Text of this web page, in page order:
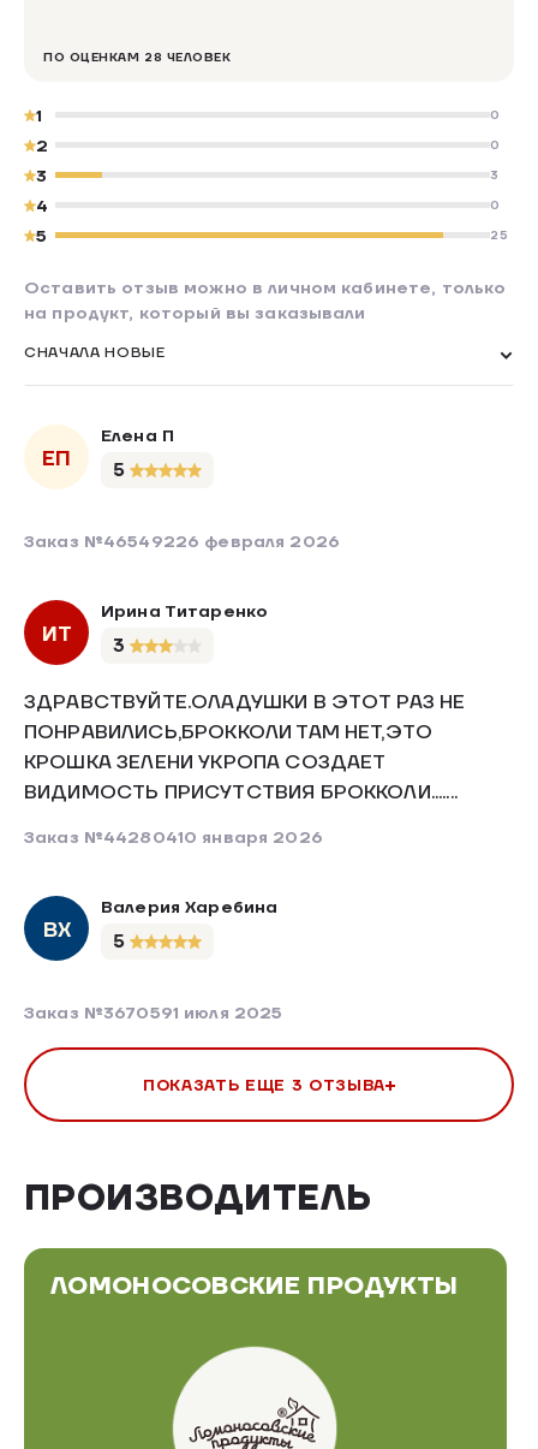
СНАЧАЛА НОВЫЕ
ЕП
Елена П
5
Заказ №46549226 февраля 2026
ИТ
Ирина Титаренко
3
ЗДРАВСТВУЙТЕ.ОЛАДУШКИ В ЭТОТ РАЗ НЕ
ПОНРАВИЛИСЬ,БРОККОЛИ ТАМ НЕТ,ЭТО
КРОШКА ЗЕЛЕНИ УКРОПА СОЗДАЕТ
ВИДИМОСТЬ ПРИСУТСТВИЯ БРОККОЛИ.......
Заказ №44280410 января 2026
ВХ
Валерия Харебина
5
Заказ №3670591 июля 2025
ПОКАЗАТЬ ЕЩЕ 3 ОТЗЫВА
ПО ОЦЕНКАМ 28 ЧЕЛОВЕК
1 0
2 0
3 3
4 0
5 25
Оставить отзыв можно в личном кабинете, только
на продукт, который вы заказывали
ПРОИЗВОДИТЕЛЬ
ЛОМОНОСОВСКИЕ ПРОДУКТЫ